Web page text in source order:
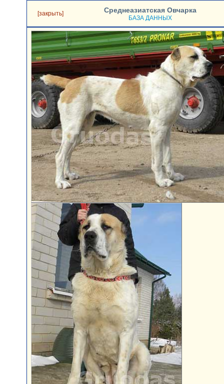
[закрыть] Среднеазиатская Овчарка
БАЗА ДАННЫХ